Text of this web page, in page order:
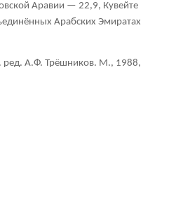
Аравии — 22,9, Кувейте
Арабских Эмиратах
ред. А.Ф. Трёшников. М., 1988,